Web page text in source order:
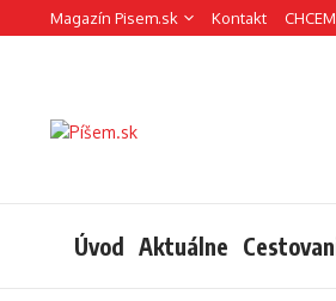
Preskočiť na obsah
Magazín Pisem.sk Kontakt
Úvod Aktuálne